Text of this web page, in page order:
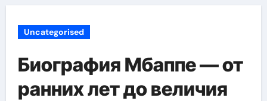
Uncategorised
Биография Мбаппе — от
ранних лет до величия